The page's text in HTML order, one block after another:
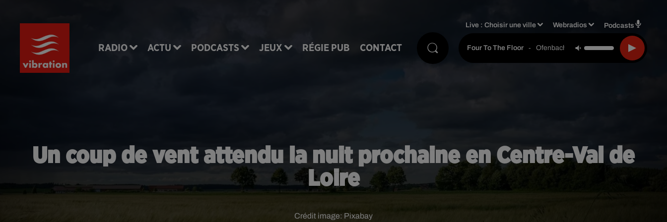
RADIO ACTU PODCASTS JEUX RÉGIE PUB CONTACT
Live :Choisir une ville Webradios Podcasts
Four To The Floor - Ofenbach, Starsailor
Un coup de vent attendu la nuit prochaine en Centre-Val de
Loire
Crédit image: Pixabay